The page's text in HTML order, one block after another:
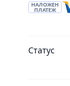
НАЛОЖЕН
ПЛАТЕЖ
Статус